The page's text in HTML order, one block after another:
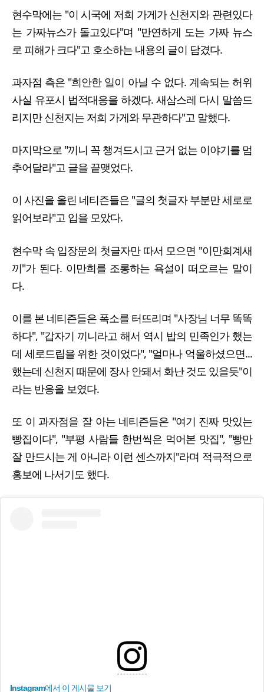
현수막에는 "이 시국에 저희 가게가 신천지와 관련있다
는 가짜뉴스가 돌고있다"며 "만연하게 도는 가짜 뉴스
로 피해가 크다"고 호소하는 내용의 글이 담겼다.
과자점 측은 "희안한 일이 아닐 수 없다. 계속되는 허위
사실 유포시 법적대응을 하겠다. 새삼스레 다시 말씀드
리지만 신천지는 저희 가게와 무관하다"고 말했다.
마지막으로 "끼니 꼭 챙겨드시고 근거 없는 이야기를 멈
추어달라"고 글을 끝맺었다.
이 사진을 올린 네티즌들은 "글의 첫글자 부분만 세로로
읽어보라"고 입을 모았다.
현수막 속 입장문의 첫글자만 따서 모으면 "이만희계새
끼"가 된다. 이만희를 조롱하는 욕설이 떠오르는 말이
다.
이를 본 네티즌들은 폭소를 터뜨리며 "사장님 너무 똑똑
하다", "갑자기 끼니라고 해서 역시 밥의 민족인가 했는
데 세로드립을 위한 것이었다", "얼마나 억울하셨으면...
했는데 신천지 때문에 장사 안돼서 화난 것도 있을듯"이
라는 반응을 보였다.
또 이 과자점을 잘 아는 네티즌들은 "여기 진짜 맛있는
빵집이다", "부평 사람들 한번씩은 먹어본 맛집", "빵만
잘 만드시는 게 아니라 이런 센스까지"라며 적극적으로
홍보에 나서기도 했다.
Instagram에서 이 게시물 보기